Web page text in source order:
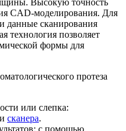
CAD-моделирования. Для
данные сканирования
технология позволяет
формы для
протеза
или слепка:
сканера.
с помощью